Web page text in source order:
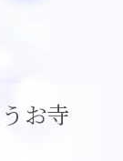
お寺